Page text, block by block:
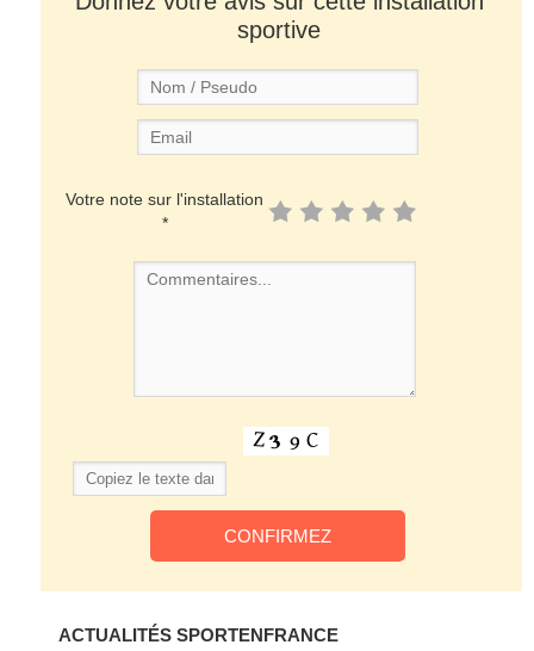
sportive
Votre note sur l'installation
*
ACTUALITÉS SPORTENFRANCE